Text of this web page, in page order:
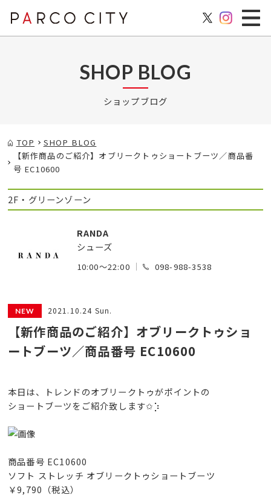
SHOP BLOG
ショップブログ
TOP
SHOP BLOG
【新作商品のご紹介】オブリークトゥショートブーツ／商品番
号 EC10600
2F・グリーンゾーン
RANDA
シューズ
10:00～22:00 098-988-3538
2021.10.24 Sun.
【新作商品のご紹介】オブリークトゥショ
ートブーツ／商品番号 EC10600
本日は、トレンドのオブリークトゥがポイントの
ショートブーツをご紹介致します✩︎⡱
商品番号 EC10600
ソフト ストレッチ オブリークトゥショートブーツ
￥9,790（税込）